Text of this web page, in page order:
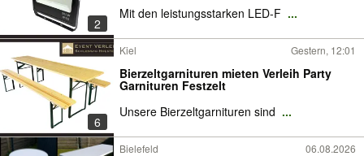
2
Mit den leistungsstarken LED-F ...
6
Kiel Gestern, 12:01
Bierzeltgarnituren mieten Verleih Party
Garnituren Festzelt
Unsere Bierzeltgarnituren sind ...
Bielefeld 06.08.2026